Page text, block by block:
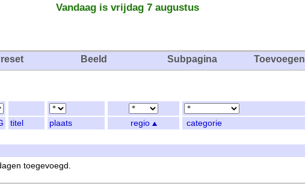
Vandaag is vrijdag 7 augustus
Beeld Subpagina Toevoegen
titel plaats regio categorie
toegevoegd.